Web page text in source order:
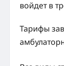
войдет в
Тарифы